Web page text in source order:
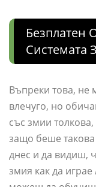
Безплатен
Системата
Въпреки това, не
влечуго, но
със змии
защо беше
днес и да видиш,
змия как да играе